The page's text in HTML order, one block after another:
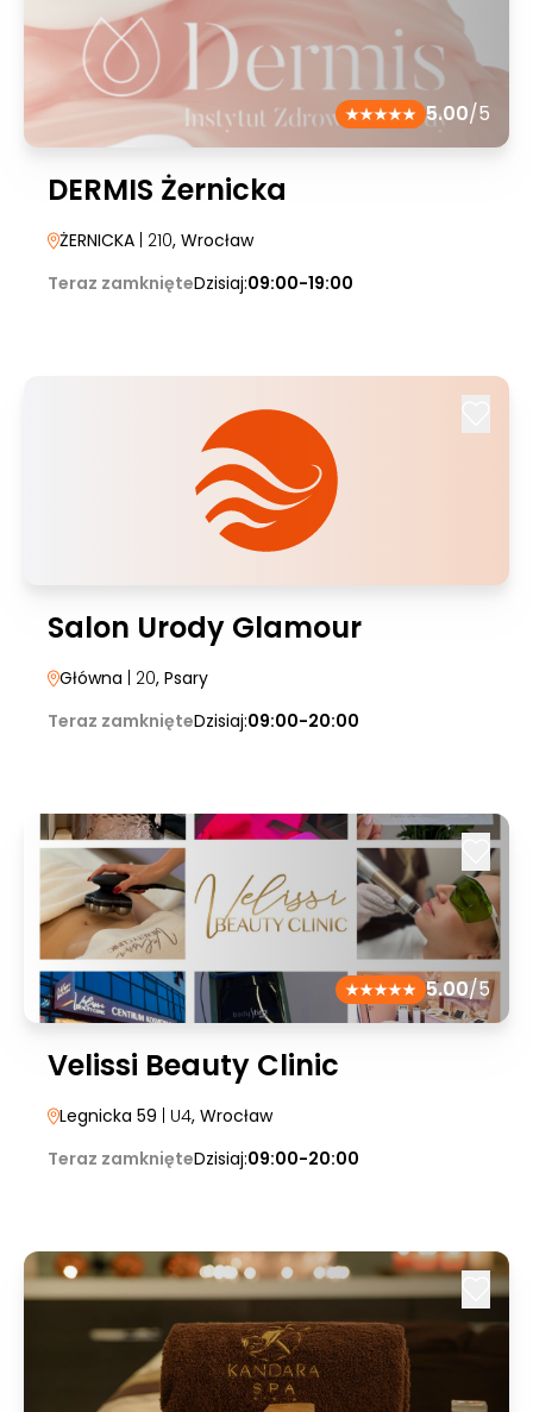
5.00/5
DERMIS Żernicka
ŻERNICKA | 210, Wrocław
Teraz zamknięteDzisiaj:09:00-19:00
Salon Urody Glamour
Główna | 20, Psary
Teraz zamknięteDzisiaj:09:00-20:00
5.00/5
Velissi Beauty Clinic
Legnicka 59 | U4, Wrocław
Teraz zamknięteDzisiaj:09:00-20:00